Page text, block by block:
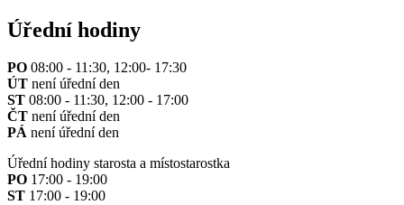
Úřední hodiny
PO 08:00 - 11:30, 12:00- 17:30
ÚT není úřední den
ST 08:00 - 11:30, 12:00 - 17:00
ČT není úřední den
PÁ není úřední den
Úřední hodiny starosta a místostarostka
PO 17:00 - 19:00
ST 17:00 - 19:00